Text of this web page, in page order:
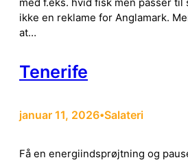
med f.eks. hvid fisk men passer
ikke en reklame for Anglamark.
at…
Tenerife
januar 11, 2026•Salateri
Få en energiindsprøjtning og